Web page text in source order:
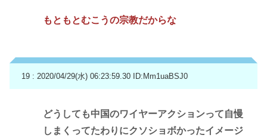
もともとむこうの宗教だからな
19 : 2020/04/29(水) 06:23:59.30 ID:Mm1uaBSJ0
どうしても中国のワイヤーアクションって自慢
しまくってたわりにクソショボかったイメージ